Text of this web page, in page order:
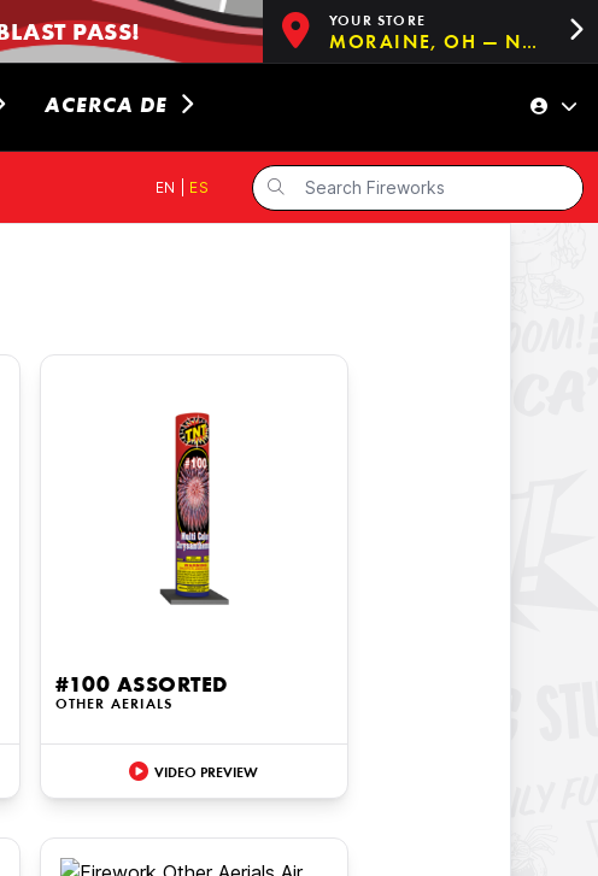
PASS! YOUR STORE
MORAINE, OH — NOW OPEN!
ACERCA DE
EN ES
#100 ASSORTED
OTHER AERIALS
VIDEO PREVIEW